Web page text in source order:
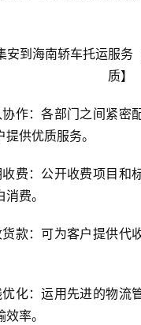
作：各部门之间紧密
供优质服务。
费：公开收费项目和
费。
款：可为客户提供代
化：运用先进的物流
率。